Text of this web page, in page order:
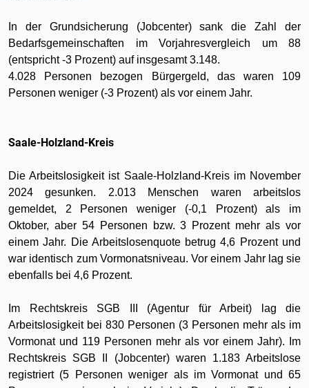
In der Grundsicherung (Jobcenter) sank die Zahl der
Bedarfsgemeinschaften im Vorjahresvergleich um 88
(entspricht -3 Prozent) auf insgesamt 3.148.
4.028 Personen bezogen Bürgergeld, das waren 109
Personen weniger (-3 Prozent) als vor einem Jahr.
Saale-Holzland-Kreis
Die Arbeitslosigkeit ist Saale-Holzland-Kreis im November
2024 gesunken. 2.013 Menschen waren arbeitslos
gemeldet, 2 Personen weniger (-0,1 Prozent) als im
Oktober, aber 54 Personen bzw. 3 Prozent mehr als vor
einem Jahr. Die Arbeitslosenquote betrug 4,6 Prozent und
war identisch zum Vormonatsniveau. Vor einem Jahr lag sie
ebenfalls bei 4,6 Prozent.
Im Rechtskreis SGB III (Agentur für Arbeit) lag die
Arbeitslosigkeit bei 830 Personen (3 Personen mehr als im
Vormonat und 119 Personen mehr als vor einem Jahr). Im
Rechtskreis SGB II (Jobcenter) waren 1.183 Arbeitslose
registriert (5 Personen weniger als im Vormonat und 65